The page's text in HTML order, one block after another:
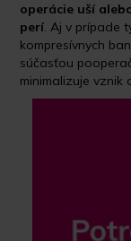
operácie uší
perí. Aj v prípade
kompresívnych
súčasťou
minimalizuje vznik